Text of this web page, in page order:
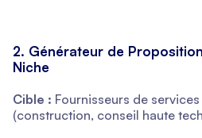
2. Générateur de
Niche
Cible : Fournisseurs de
(construction, conseil haute